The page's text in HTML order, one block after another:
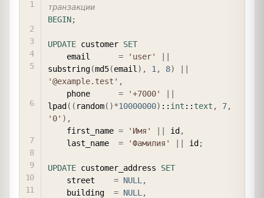
транзакции
BEGIN;
UPDATE customer SET
    email
= 'user'
||
substring(md5(email ) , 1 , 8)
||
'@example.test' ,
    phone
= '+7000'
||
lpad( ( random( )*10000000) :: int :: text , 7,
'0' ) ,
    first_name
= 'Имя' || id,
    last_name
= 'Фамилия' || id;
UPDATE customer_address SET
    street
= NULL ,
    building
= NULL ,